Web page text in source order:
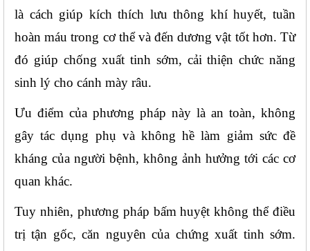
là cách giúp kích thích lưu thông khí huyết, tuần
hoàn máu trong cơ thể và đến dương vật tốt hơn. Từ
đó giúp chống xuất tinh sớm, cải thiện chức năng
sinh lý cho cánh mày râu.
Ưu điểm của phương pháp này là an toàn, không
gây tác dụng phụ và không hề làm giảm sức đề
kháng của người bệnh, không ảnh hưởng tới các cơ
quan khác.
Tuy nhiên, phương pháp bấm huyệt không thể điều
trị tận gốc, căn nguyên của chứng xuất tinh sớm.